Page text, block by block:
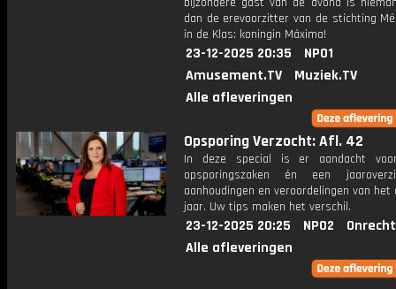
dan de erevoorzitter van de stichting
in de Klas: koningin Máxima!
23-12-2025 20:35
NPO1
Amusement.TV
Muziek.TV
Alle afleveringen
Opsporing Verzocht: Afl. 42
In deze special is er aandacht
opsporingszaken én een
aanhoudingen en veroordelingen van het
jaar. Uw tips maken het verschil.
23-12-2025 20:25 NPO2
Alle afleveringen